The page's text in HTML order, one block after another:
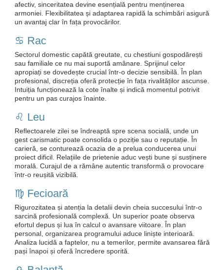
afectiv, sinceritatea devine esențială pentru menținerea
armoniei. Flexibilitatea și adaptarea rapidă la schimbări asigură
un avantaj clar în fața provocărilor.
♋️ Rac
Sectorul domestic capătă greutate, cu chestiuni gospodărești
sau familiale ce nu mai suportă amânare. Sprijinul celor
apropiați se dovedește crucial într-o decizie sensibilă. În plan
profesional, discreția oferă protecție în fața rivalităților ascunse.
Intuiția funcționează la cote înalte și indică momentul potrivit
pentru un pas curajos înainte.
♌️ Leu
Reflectoarele zilei se îndreaptă spre scena socială, unde un
gest carismatic poate consolida o poziție sau o reputație. În
carieră, se conturează ocazia de a prelua conducerea unui
proiect dificil. Relațiile de prietenie aduc vești bune și susținere
morală. Curajul de a rămâne autentic transformă o provocare
într-o reușită vizibilă.
♍️ Fecioară
Rigurozitatea și atenția la detalii devin cheia succesului într-o
sarcină profesională complexă. Un superior poate observa
efortul depus și lua în calcul o avansare viitoare. În plan
personal, organizarea programului aduce liniște interioară.
Analiza lucidă a faptelor, nu a temerilor, permite avansarea fără
pași înapoi și oferă încredere sporită.